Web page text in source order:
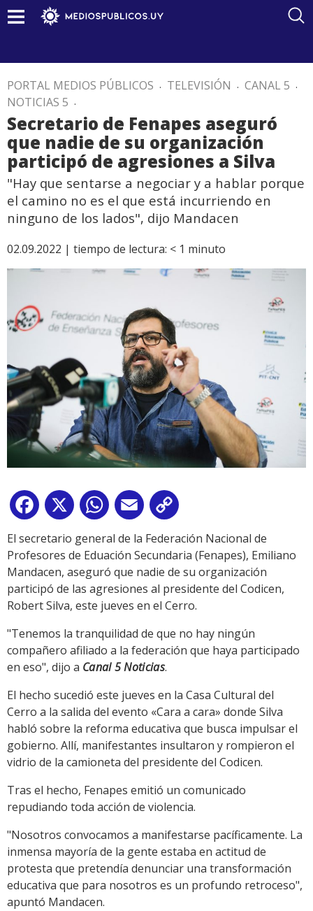
PORTAL MEDIOS PÚBLICOS . TELEVISIÓN . CANAL 5 .
NOTICIAS 5 .
Secretario de Fenapes aseguró
que nadie de su organización
participó de agresiones a Silva
"Hay que sentarse a negociar y a hablar porque
el camino no es el que está incurriendo en
ninguno de los lados", dijo Mandacen
02.09.2022 | tiempo de lectura: < 1 minuto
Facebook
X WhatsApp
Email
Link
El secretario general de la Federación Nacional de
Profesores de Eduación Secundaria (Fenapes), Emiliano
Mandacen, aseguró que nadie de su organización
participó de las agresiones al presidente del Codicen,
Robert Silva, este jueves en el Cerro.
"Tenemos la tranquilidad de que no hay ningún
compañero afiliado a la federación que haya participado
en eso", dijo a Canal 5 Noticias.
El hecho sucedió este jueves en la Casa Cultural del
Cerro a la salida del evento «Cara a cara» donde Silva
habló sobre la reforma educativa que busca impulsar el
gobierno. Allí, manifestantes insultaron y rompieron el
vidrio de la camioneta del presidente del Codicen.
Tras el hecho, Fenapes emitió un comunicado
repudiando toda acción de violencia.
"Nosotros convocamos a manifestarse pacíficamente. La
inmensa mayoría de la gente estaba en actitud de
protesta que pretendía denunciar una transformación
educativa que para nosotros es un profundo retroceso",
apuntó Mandacen.